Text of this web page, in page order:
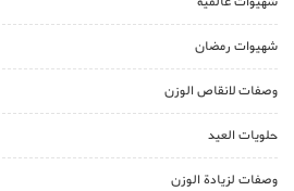
شهيوات رمضان
وصفات لانقاص الوزن
حلويات العيد
وصفات لزيادة الوزن